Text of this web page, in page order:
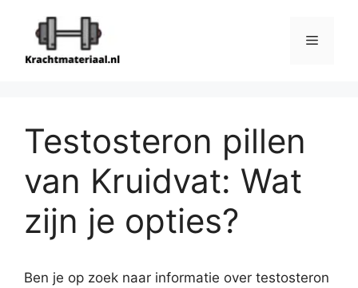
inhoud
Menu
Testosteron pillen
van Kruidvat: Wat
zijn je opties?
Ben je op zoek naar informatie over testosteron